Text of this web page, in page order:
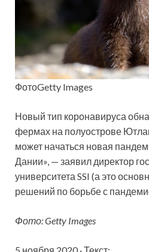
ФотоGetty Images
Новый тип коронавируса
фермах на полуострове
может начаться новая
Дании», — заявил директор
университета SSI (а это
решений по борьбе с
Фото: Getty Images